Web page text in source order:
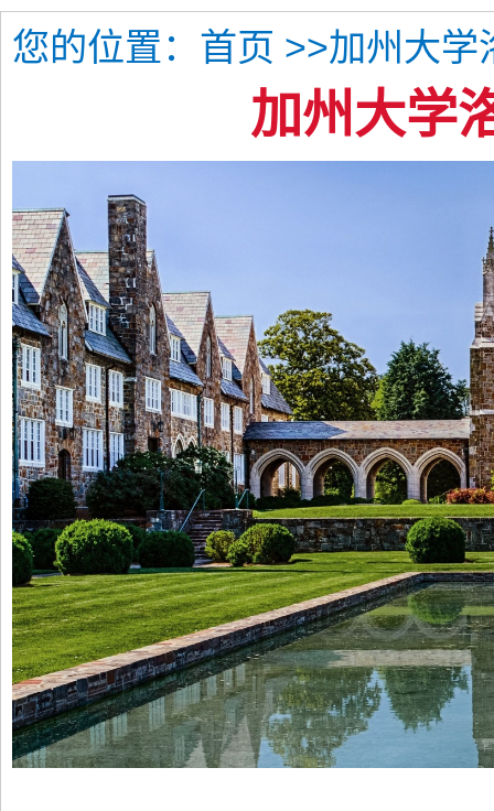
您的位置： 首页 >>加州大学
加州大学